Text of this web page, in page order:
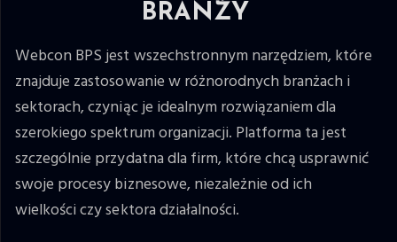
BRANŻY
Webcon BPS jest wszechstronnym narzędziem, które
znajduje zastosowanie w różnorodnych branżach i
sektorach, czyniąc je idealnym rozwiązaniem dla
szerokiego spektrum organizacji. Platforma ta jest
szczególnie przydatna dla firm, które chcą usprawnić
swoje procesy biznesowe, niezależnie od ich
wielkości czy sektora działalności.